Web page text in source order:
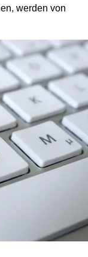
werden von